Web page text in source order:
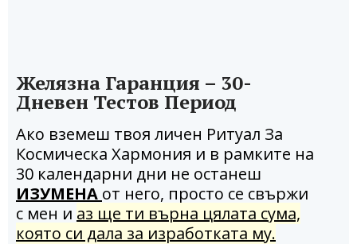
Желязна Гаранция – 30-
Дневен Тестов Период
Ако вземеш твоя личен Ритуал За
Космическа Хармония и в рамките на
30 календарни дни не останеш
ИЗУМЕНА от него, просто се свържи
с мен и аз ще ти върна цялата сума,
която си дала за изработката му.